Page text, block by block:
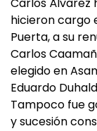
hicieron cargo
Puerta, a su
Carlos
elegido en
Eduardo
Tampoco fue
y sucesión